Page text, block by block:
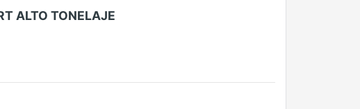
ALTO TONELAJE